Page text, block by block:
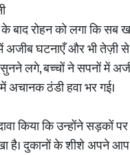
बाद रोहन को लगा कि सब
घटनाएँ और भी तेज़ी
लगे, बच्चों ने सपनों में
अचानक ठंडी हवा भर गई।
किया कि उन्होंने सड़कों
है। दुकानों के शीशे अपने